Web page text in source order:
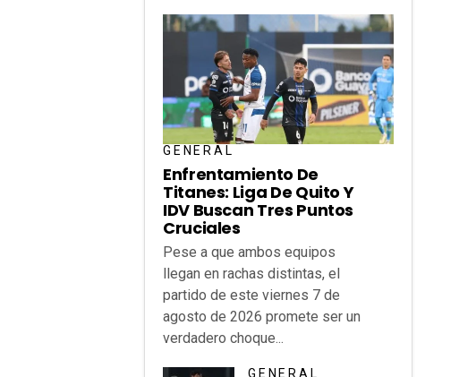
GENERAL
Enfrentamiento De
Titanes: Liga De Quito Y
IDV Buscan Tres Puntos
Cruciales
Pese a que ambos equipos
llegan en rachas distintas, el
partido de este viernes 7 de
agosto de 2026 promete ser un
verdadero choque...
GENERAL